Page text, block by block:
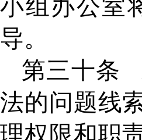
小组办公室
导。
第三十条
法的问题线
理权限和职